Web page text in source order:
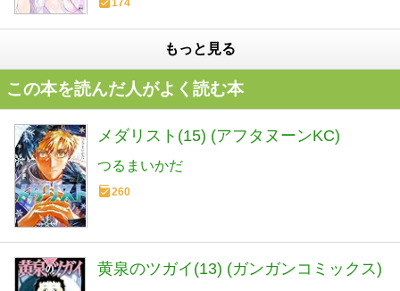
もっと見る
この本を読んだ人がよく読む本
メダリスト(15) (アフタヌーンKC)
つるまいかだ
260
黄泉のツガイ(13) (ガンガンコミックス)